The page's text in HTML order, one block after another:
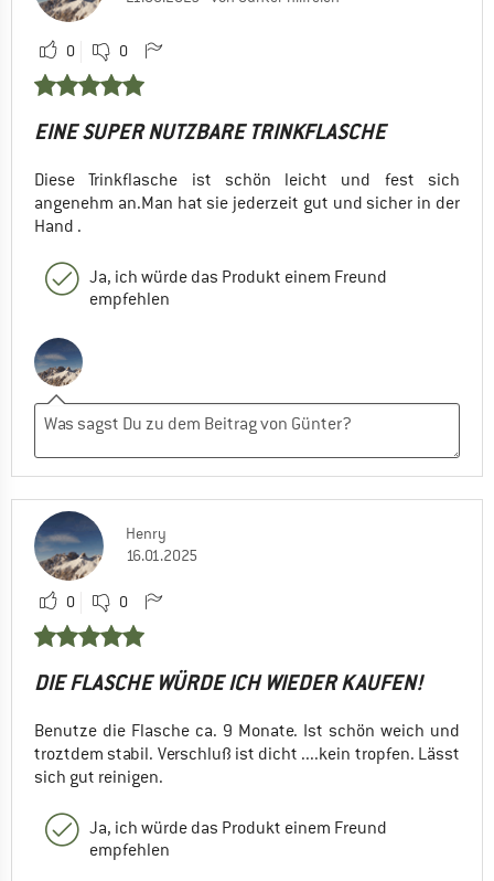
0 0
EINE SUPER NUTZBARE TRINKFLASCHE
Diese Trinkflasche ist schön leicht und fest sich
angenehm an.Man hat sie jederzeit gut und sicher in der
Hand .
Ja, ich würde das Produkt einem Freund
empfehlen
Henry
16.01.2025
0 0
DIE FLASCHE WÜRDE ICH WIEDER KAUFEN!
Benutze die Flasche ca. 9 Monate. Ist schön weich und
troztdem stabil. Verschluß ist dicht ....kein tropfen. Lässt
sich gut reinigen.
Ja, ich würde das Produkt einem Freund
empfehlen